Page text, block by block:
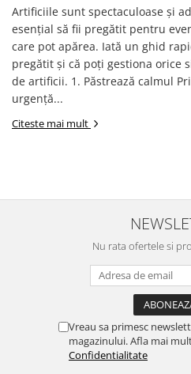
Artificiile sunt spectaculoase și
esențial să fii pregătit pentru
care pot apărea. Iată un ghid
pregătit și că poți gestiona orice
de artificii. 1. Păstrează calmul
urgență...
Citeste mai mult
Nu rata ofertele si
Vreau sa primesc
magazinului. Afla mai
Confidentialitate